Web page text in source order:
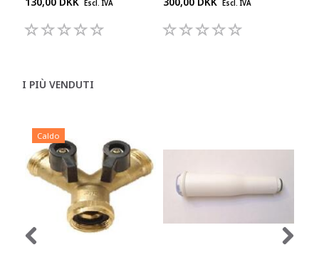
Escl. IVA Escl. IVA
I PIÙ VENDUTI
Caldo